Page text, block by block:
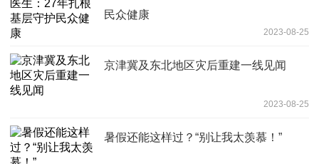
民众健康
2023-08-25
京津冀及东北地区灾后重建一线见闻
2023-08-25
暑假还能这样过？“别让我太羡慕！”